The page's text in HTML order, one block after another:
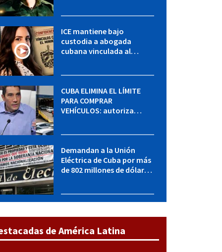
ICE mantiene bajo
custodia a abogada
cubana vinculada al
CUBA ELIMINA EL LÍMITE
PARA COMPRAR
VEHÍCULOS: autoriza
Demandan a la Unión
Eléctrica de Cuba por más
de 802 millones de dólares
de América Latina